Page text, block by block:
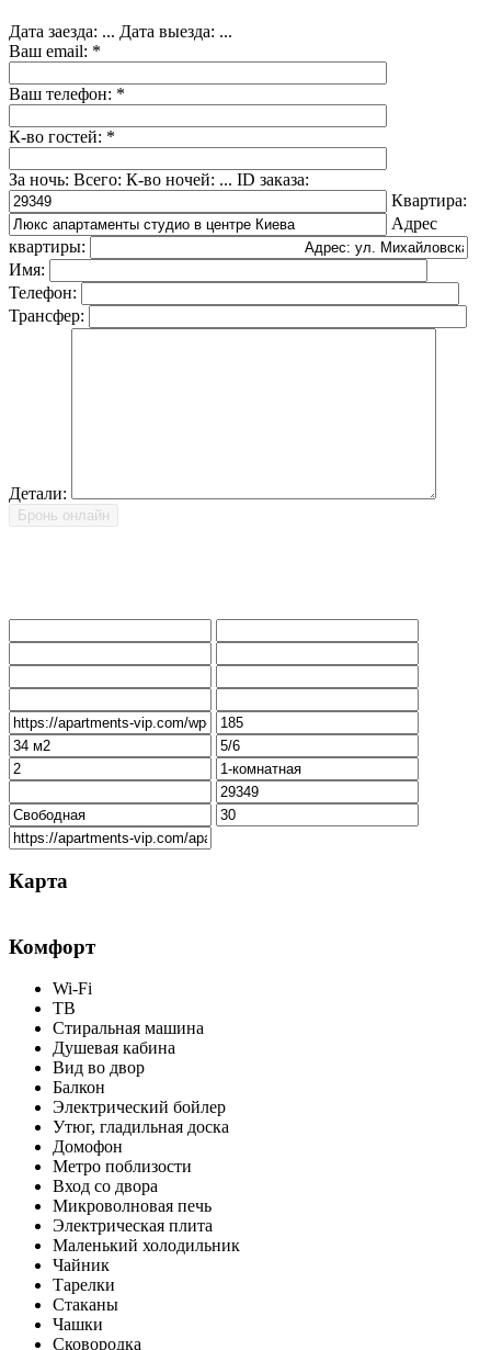
Дата заезда: ... Дата выезда: ...
Ваш email: *
Ваш телефон: *
К-во гостей: *
За ночь: Всего: К-во ночей: ... ID заказа:
Квартира:
Адрес
квартиры:
Имя:
Телефон:
Трансфер:
Детали:
Карта
Комфорт
Wi-Fi
ТВ
Стиральная машина
Душевая кабина
Вид во двор
Балкон
Электрический бойлер
Утюг, гладильная доска
Домофон
Метро поблизости
Вход со двора
Микроволновая печь
Электрическая плита
Маленький холодильник
Чайник
Тарелки
Стаканы
Чашки
Сковородка